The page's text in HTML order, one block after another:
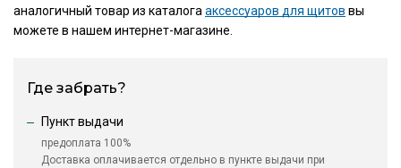
аналогичный товар из каталогааксессуаров для щитов вы
можете в нашем интернет-магазине.
Где забрать?
Пункт выдачи
предоплата 100%
Доставка оплачивается отдельно в пункте выдачи при